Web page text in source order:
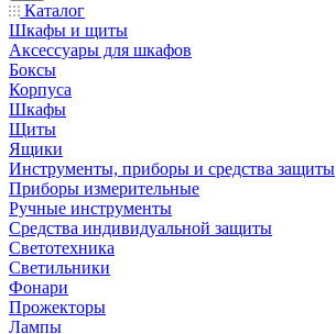
Каталог
Шкафы и щиты
Аксессуары для шкафов
Боксы
Корпуса
Шкафы
Щиты
Ящики
Инструменты, приборы и средства защиты
Приборы измерительные
Ручные инструменты
Средства индивидуальной защиты
Светотехника
Светильники
Фонари
Прожекторы
Лампы